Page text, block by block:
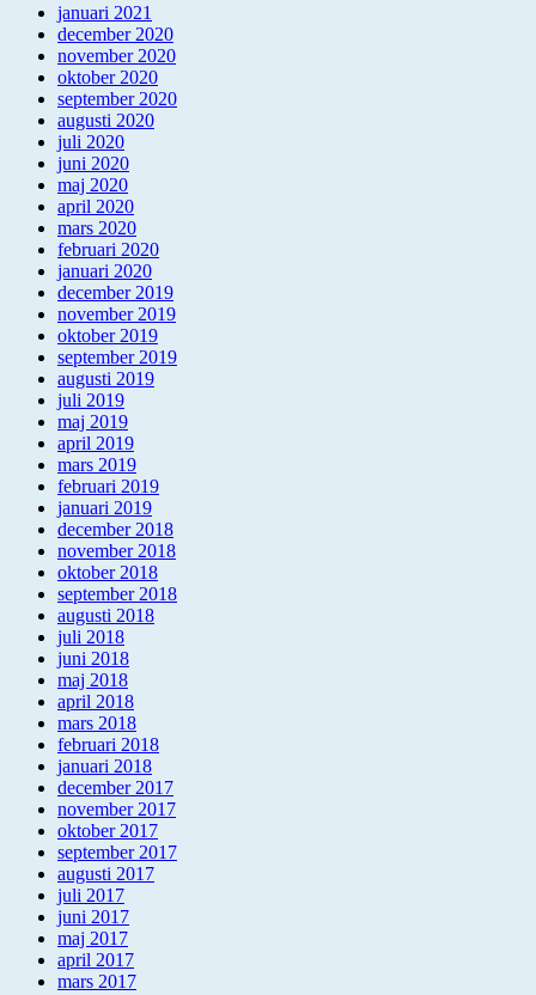
januari 2021
december 2020
november 2020
oktober 2020
september 2020
augusti 2020
juli 2020
juni 2020
maj 2020
april 2020
mars 2020
februari 2020
januari 2020
december 2019
november 2019
oktober 2019
september 2019
augusti 2019
juli 2019
maj 2019
april 2019
mars 2019
februari 2019
januari 2019
december 2018
november 2018
oktober 2018
september 2018
augusti 2018
juli 2018
juni 2018
maj 2018
april 2018
mars 2018
februari 2018
januari 2018
december 2017
november 2017
oktober 2017
september 2017
augusti 2017
juli 2017
juni 2017
maj 2017
april 2017
mars 2017